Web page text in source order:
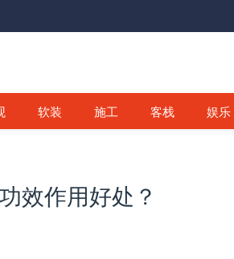
软装 施工 客栈 娱乐
效作用好处？